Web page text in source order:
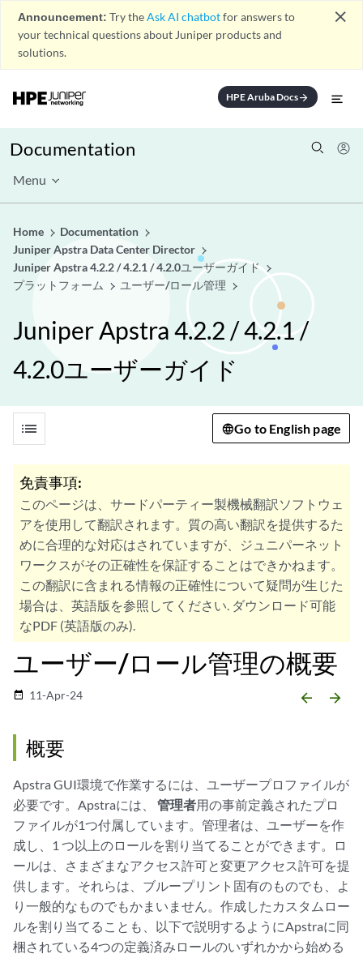
Announcement: Try theAsk AI chatbotfor answers to
your technical questions about Juniper products and
solutions.
close
HPE Aruba Docsarrow_forward
Documentation
Menu
Home
Documentation
Juniper Apstra Data Center Director
Juniper Apstra 4.2.2 / 4.2.1 / 4.2.0ユーザーガイド
プラットフォーム
ユーザー/ロール管理
Juniper Apstra 4.2.2 / 4.2.1 /
4.2.0ユーザーガイド
list Go to English page
免責事項:
このページは、サードパーティー製機械翻訳ソフトウェ
アを使用して翻訳されます。質の高い翻訳を提供するた
めに合理的な対応はされていますが、ジュニパーネット
ワークスがその正確性を保証することはできかねます。
この翻訳に含まれる情報の正確性について疑問が生じた
場合は、英語版を参照してください. ダウンロード可能
なPDF (英語版のみ).
ユーザー/ロール管理の概要
date_range 11-Apr-24 arrow_backward arrow_forward
概要
Apstra GUI環境で作業するには、ユーザープロファイルが
必要です。Apstraには、 管理者用の事前定義されたプロ
ファイルが1つ付属しています。管理者は、ユーザーを作
成し、1 つ以上のロールを割り当てることができます。ロ
ールは、さまざまなアクセス許可と変更アクセス許可を提
供します。それらは、ブループリント固有のものでも、よ
り一般的なものでもかまいません。作成したカスタムロー
ルを割り当てることも、以下で説明するようにApstraに同
梱されている4つの定義済みロールのいずれかから始める